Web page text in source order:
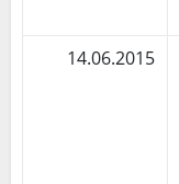
14.06.2015